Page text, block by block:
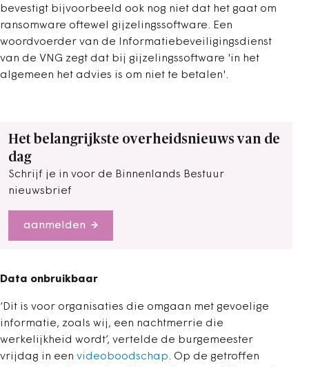
bevestigt bijvoorbeeld ook nog niet dat het gaat om
ransomware oftewel gijzelingssoftware. Een
woordvoerder van de Informatiebeveiligingsdienst
van de VNG zegt dat bij gijzelingssoftware 'in het
algemeen het advies is om niet te betalen'.
Het belangrijkste overheidsnieuws van de
dag
Schrijf je in voor de Binnenlands Bestuur
nieuwsbrief
aanmelden
Data onbruikbaar
‘Dit is voor organisaties die omgaan met gevoelige
informatie, zoals wij, een nachtmerrie die
werkelijkheid wordt’, vertelde de burgemeester
vrijdag in een videoboodschap. Op de getroffen